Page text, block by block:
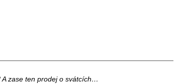
zase ten prodej o svátcích…